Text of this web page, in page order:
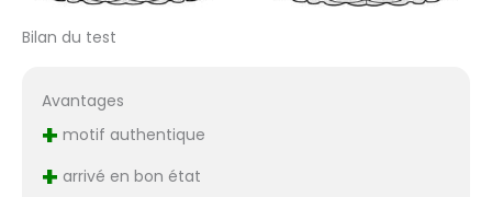
Bilan du test
Avantages
+ motif authentique
+ arrivé en bon état